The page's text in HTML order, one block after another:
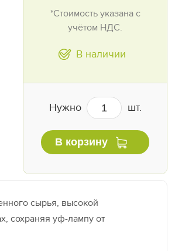
*Стоимость указана с
учётом НДС.
В наличии
Нужно шт.
В корзину
сырья, высокой
сохраняя уф-лампу от